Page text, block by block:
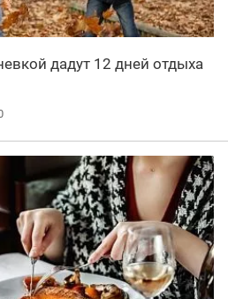
дадут 12 дней отдыха